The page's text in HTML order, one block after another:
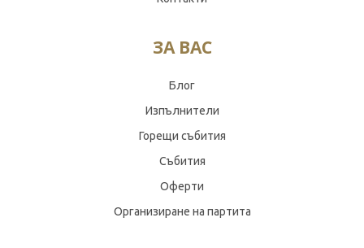
ЗА ВАС
Блог
Изпълнители
Горещи събития
Събития
Оферти
Организиране на партита